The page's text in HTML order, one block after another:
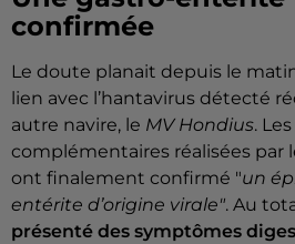
confirmée
Le doute planait depuis le
lien avec l’hantavirus détecté
autre navire, le MV Hondius.
complémentaires réalisées par
ont finalement confirmé "un
entérite d’origine virale". Au
présenté des symptômes